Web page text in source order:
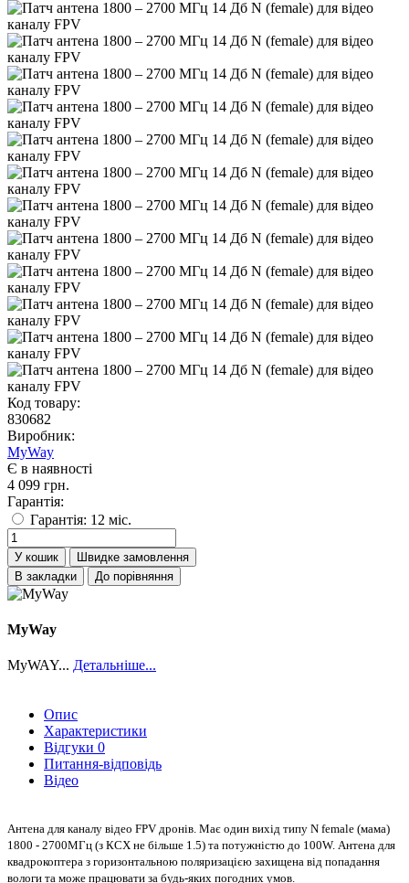
Код товару:
830682
Виробник:
MyWay
Є в наявності
4 099 грн.
Гарантія:
Гарантія: 12 міс.
У кошик
Швидке замовлення
В закладки
До порівняння
MyWay
MyWAY... Детальніше...
Опис
Характеристики
Відгуки 0
Питання-відповідь
Відео
Антена для каналу відео FPV дронів. Має один вихід типу N female (мама)
1800 - 2700МГц (з КСХ не більше 1.5) та потужністю до 100W. Антена для
квадрокоптера з горизонтальною поляризацією захищена від попадання
вологи та може працювати за будь-яких погодних умов.